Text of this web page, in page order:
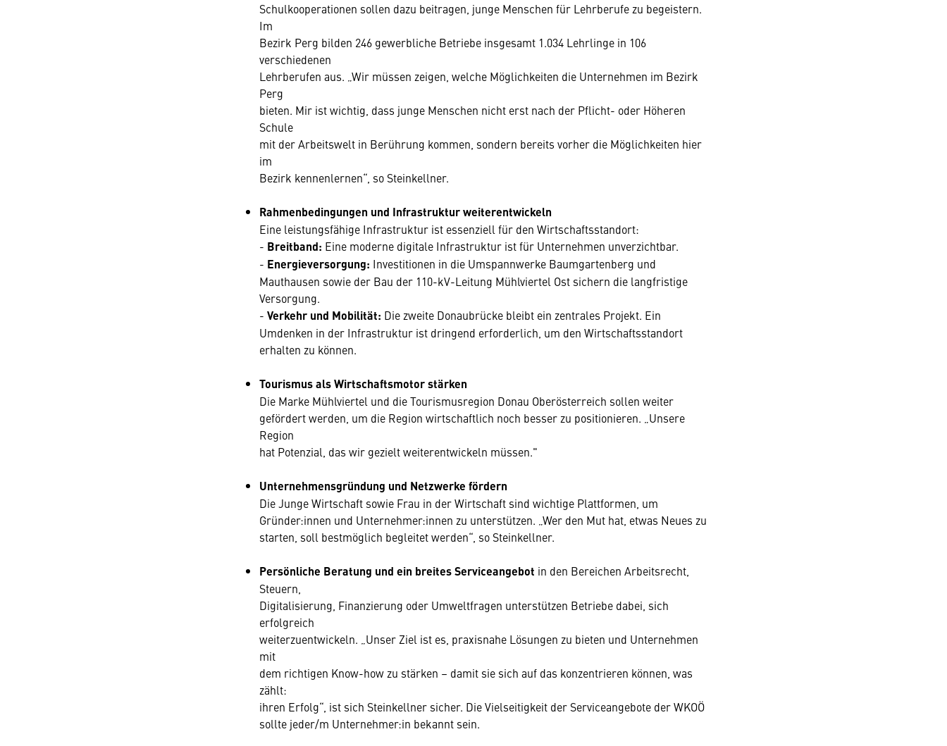
Schulkooperationen sollen dazu beitragen, junge Menschen für Lehrberufe zu begeistern.
Im
Bezirk Perg bilden 246 gewerbliche Betriebe insgesamt 1.034 Lehrlinge in 106
verschiedenen
Lehrberufen aus. „Wir müssen zeigen, welche Möglichkeiten die Unternehmen im Bezirk
Perg
bieten. Mir ist wichtig, dass junge Menschen nicht erst nach der Pflicht- oder Höheren
Schule
mit der Arbeitswelt in Berührung kommen, sondern bereits vorher die Möglichkeiten hier
im
Bezirk kennenlernen“, so Steinkellner.
Rahmenbedingungen und Infrastruktur weiterentwickeln
Eine leistungsfähige Infrastruktur ist essenziell für den Wirtschaftsstandort:
- Breitband: Eine moderne digitale Infrastruktur ist für Unternehmen unverzichtbar.
- Energieversorgung: Investitionen in die Umspannwerke Baumgartenberg und
Mauthausen sowie der Bau der 110-kV-Leitung Mühlviertel Ost sichern die langfristige
Versorgung.
- Verkehr und Mobilität: Die zweite Donaubrücke bleibt ein zentrales Projekt. Ein
Umdenken in der Infrastruktur ist dringend erforderlich, um den Wirtschaftsstandort
erhalten zu können.
Tourismus als Wirtschaftsmotor stärken
Die Marke Mühlviertel und die Tourismusregion Donau Oberösterreich sollen weiter
gefördert werden, um die Region wirtschaftlich noch besser zu positionieren. „Unsere
Region
hat Potenzial, das wir gezielt weiterentwickeln müssen."
Unternehmensgründung und Netzwerke fördern
Die Junge Wirtschaft sowie Frau in der Wirtschaft sind wichtige Plattformen, um
Gründer:innen und Unternehmer:innen zu unterstützen. „Wer den Mut hat, etwas Neues zu
starten, soll bestmöglich begleitet werden“, so Steinkellner.
Persönliche Beratung und ein breites Serviceangebot in den Bereichen Arbeitsrecht,
Steuern,
Digitalisierung, Finanzierung oder Umweltfragen unterstützen Betriebe dabei, sich
erfolgreich
weiterzuentwickeln. „Unser Ziel ist es, praxisnahe Lösungen zu bieten und Unternehmen
mit
dem richtigen Know-how zu stärken – damit sie sich auf das konzentrieren können, was
zählt:
ihren Erfolg“, ist sich Steinkellner sicher. Die Vielseitigkeit der Serviceangebote der WKOÖ
sollte jeder/m Unternehmer:in bekannt sein.